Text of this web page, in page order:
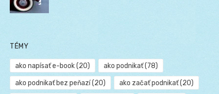
TÉMY
ako napísať e-book(20) ako podnikať(78)
ako podnikať bez peňazí(20) ako začať podnikať(20)